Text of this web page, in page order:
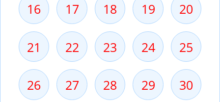
16 17 18 19 20
21 22 23 24 25
26 27 28 29 30